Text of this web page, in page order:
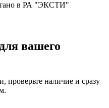
в РА "ЭКСТИ"
вашего
проверьте наличие и сразу